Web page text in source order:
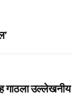
गाठला उल्‍लेखनीय